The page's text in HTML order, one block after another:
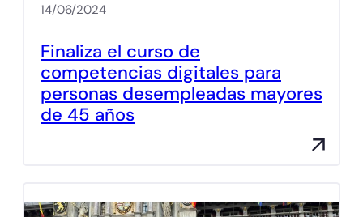
14/06/2024
Finaliza el curso de
competencias digitales para
personas desempleadas mayores
de 45 años